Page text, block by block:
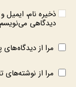
ذخیره نام، ایمیل
دیدگاهی
مرا از
مرا از نوشته‌های